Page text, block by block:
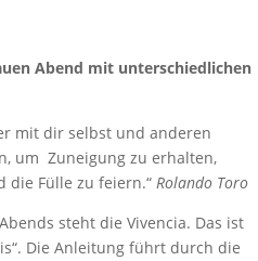
Abend mit unterschiedlichen
mit dir selbst und anderen
um Zuneigung zu erhalten,
die Fülle zu feiern.“ Rolando Toro
steht die Vivencia. Das ist
Die Anleitung führt durch die